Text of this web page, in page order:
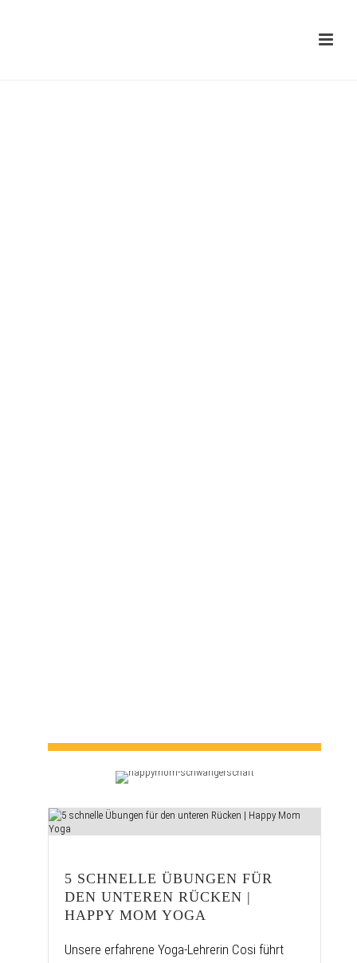
5 SCHNELLE ÜBUNGEN FÜR
DEN UNTEREN RÜCKEN |
HAPPY MOM YOGA
Unsere erfahrene Yoga-Lehrerin Cosi führt